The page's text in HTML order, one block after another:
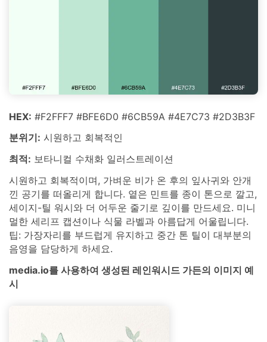
HEX: #F2FFF7 #BFE6D0 #6CB59A #4E7C73 #2D3B3F
분위기: 시원하고 회복적인
최적: 보타니컬 수채화 일러스트레이션
시원하고 회복적이며, 가벼운 비가 온 후의 잎사귀와 안개
낀 공기를 떠올리게 합니다. 옅은 민트를 종이 톤으로 깔고,
세이지-틸 워시와 더 어두운 줄기로 깊이를 만드세요. 미니
멀한 세리프 캡션이나 식물 라벨과 아름답게 어울립니다.
팁: 가장자리를 부드럽게 유지하고 중간 톤 틸이 대부분의
음영을 담당하게 하세요.
media.io를 사용하여 생성된 레인워시드 가든의 이미지 예
시